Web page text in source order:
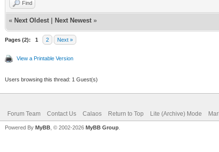
Find
« Next Oldest Next Newest »
Pages (2): 1 2 Next »
View a Printable Version
Users browsing this thread: 1 Guest(s)
Forum Team Contact Us Calaos Return to Top Lite (Archive) Mode
Powered By MyBB , © 2002-2026 MyBB Group